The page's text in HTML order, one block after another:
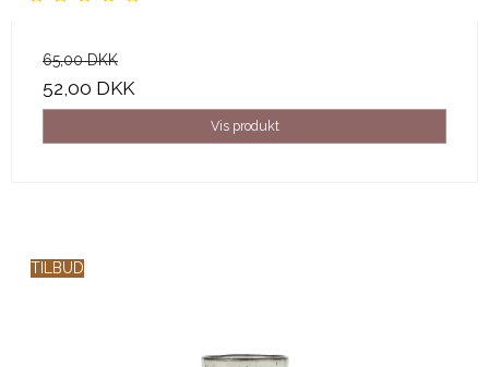
65,00 DKK
52,00 DKK
Vis produkt
TILBUD